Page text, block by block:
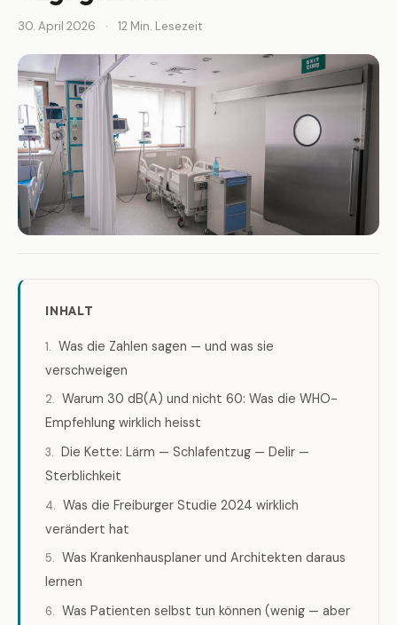
30. April 2026 · 12 Min. Lesezeit
INHALT
Was die Zahlen sagen — und was sie
verschweigen
Warum 30 dB(A) und nicht 60: Was die WHO-
Empfehlung wirklich heisst
Die Kette: Lärm — Schlafentzug — Delir —
Sterblichkeit
Was die Freiburger Studie 2024 wirklich
verändert hat
Was Krankenhausplaner und Architekten daraus
lernen
Was Patienten selbst tun können (wenig — aber